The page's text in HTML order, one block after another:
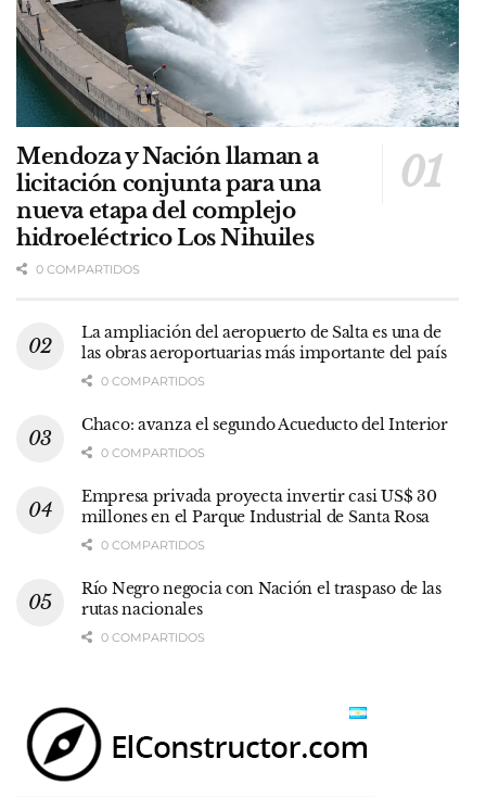
Mendoza y Nación llaman a
licitación conjunta para una
nueva etapa del complejo
hidroeléctrico Los Nihuiles
0 COMPARTIDOS
La ampliación del aeropuerto de Salta es una de
las obras aeroportuarias más importante del país
0 COMPARTIDOS
Chaco: avanza el segundo Acueducto del Interior
0 COMPARTIDOS
Empresa privada proyecta invertir casi US$ 30
millones en el Parque Industrial de Santa Rosa
0 COMPARTIDOS
Río Negro negocia con Nación el traspaso de las
rutas nacionales
0 COMPARTIDOS